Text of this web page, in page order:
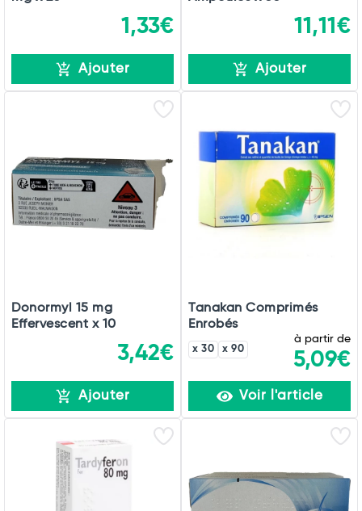
1,33€
Ajouter
11,11€
Ajouter
Donormyl 15 mg
Effervescent x 10
3,42€
Ajouter
Tanakan Comprimés
Enrobés
x 30 x 90
à partir de
5,09€
Voir l'article